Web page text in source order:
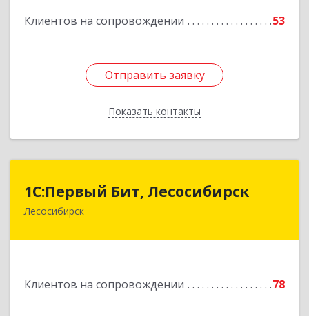
Клиентов на сопровождении 53
Отправить заявку
Показать контакты
Отправить заявку
Назад
1С:Первый Бит, Лесосибирск
Лесосибирск
Клиентов на сопровождении 78
1С:Первый Бит, Лесосибирск
662544, Красноярский край, Лесосибирск г,